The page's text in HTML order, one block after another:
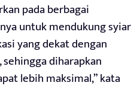
pada berbagai
untuk mendukung syiar
yang dekat dengan
diharapkan
lebih maksimal,” kata